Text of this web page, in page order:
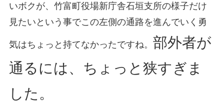
いボクが、竹富町役場新庁舎石垣支所の様子だけ
見たいという事でこの左側の通路を進んでいく勇
気はちょっと持てなかったですね。 部外者が
通るには、ちょっと狭すぎま
した。